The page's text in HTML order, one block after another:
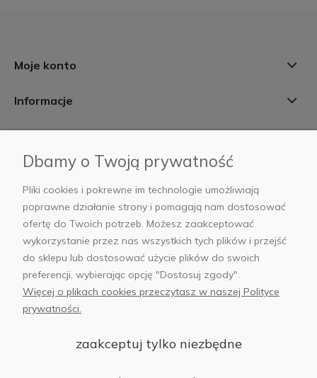
Moje konto
Informacje
AB Foto
sklep@abfoto.pl
+48 797 971 275
© 2025 Wszelkie prawa zastrzeżone. Serwis własnością:
Dbamy o Twoją prywatność
Pliki cookies i pokrewne im technologie umożliwiają
poprawne działanie strony i pomagają nam dostosować
ofertę do Twoich potrzeb. Możesz zaakceptować
wykorzystanie przez nas wszystkich tych plików i przejść
do sklepu lub dostosować użycie plików do swoich
preferencji, wybierając opcję "Dostosuj zgody".
Więcej o plikach cookies przeczytasz w naszej Polityce
prywatności.
zaakceptuj tylko niezbędne